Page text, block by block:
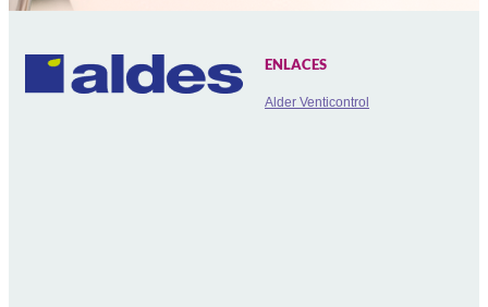
ENLACES
Alder Venticontrol